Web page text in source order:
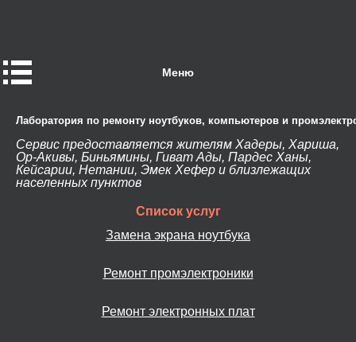
Меню
Лаборатория по ремонту ноутбуков, компьютеров и
Сервис предоставляется жителям Хадеры, Хариша,
Ор-Акивы, Биньямины, Гиват Ады, Пардес Ханы,
Кейсарии, Нетании, Эмек Хефер и близлежащих
населенных пунктов
Список услуг
Замена экрана ноутбука
Ремонт промэлектроники
Ремонт электронных плат